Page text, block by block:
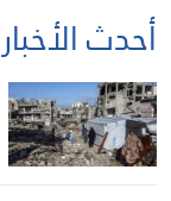
أحدث الأخبار